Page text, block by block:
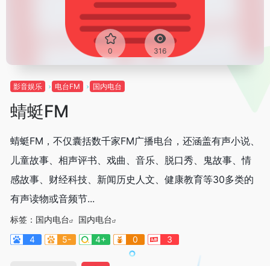
0 316
影音娱乐 电台FM 国内电台
蜻蜓FM
蜻蜓FM，不仅囊括数千家FM广播电台，还涵盖有声小说、
儿童故事、相声评书、戏曲、音乐、脱口秀、鬼故事、情
感故事、财经科技、新闻历史人文、健康教育等30多类的
有声读物或音频节...
标签： 国内电台
国内电台
4
5- 4+ 0 3